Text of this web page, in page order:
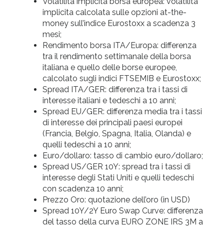
implicita calcolata sulle opzioni at-the-
money sull’indice Eurostoxx a scadenza 3
mesi;
Rendimento borsa ITA/Europa: differenza
tra il rendimento settimanale della borsa
italiana e quello delle borse europee,
calcolato sugli indici FTSEMIB e Eurostoxx;
Spread ITA/GER: differenza tra i tassi di
interesse italiani e tedeschi a 10 anni;
Spread EU/GER: differenza media tra i tassi
di interesse dei principali paesi europei
(Francia, Belgio, Spagna, Italia, Olanda) e
quelli tedeschi a 10 anni;
Euro/dollaro: tasso di cambio euro/dollaro;
Spread US/GER 10Y: spread tra i tassi di
interesse degli Stati Uniti e quelli tedeschi
con scadenza 10 anni;
Prezzo Oro: quotazione dell’oro (in USD)
Spread 10Y/2Y Euro Swap Curve: differenza
del tasso della curva EURO ZONE IRS 3M a